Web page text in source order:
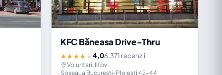
KFC Băneasa Drive-Thru
★★★★★4,06.371 recenzii
Voluntari, Ilfov
Șoseaua București-Ploiești 42-44